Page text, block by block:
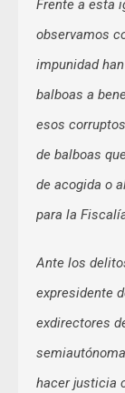
Frente a esta
observamos
impunidad
balboas a
esos
de balboas
de acogida o
para la
Ante los
expresidente
exdirectores
hacer justicia